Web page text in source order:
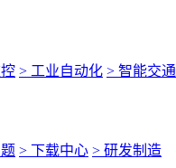
> 工业自动化 > 智能交通
> 下载中心 > 研发制造